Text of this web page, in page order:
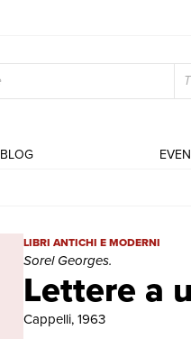
BLOG
Lettere a
Lettere a un amico d'Italia. |
LIBRI ANTICHI E MODERNI
Sorel Georges.
Cappelli, 1963